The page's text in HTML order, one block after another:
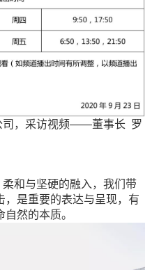
司，采访视频——董事长 罗
和与坚硬的融入，我们带
，是重要的表达与呈现，有
然的本质。